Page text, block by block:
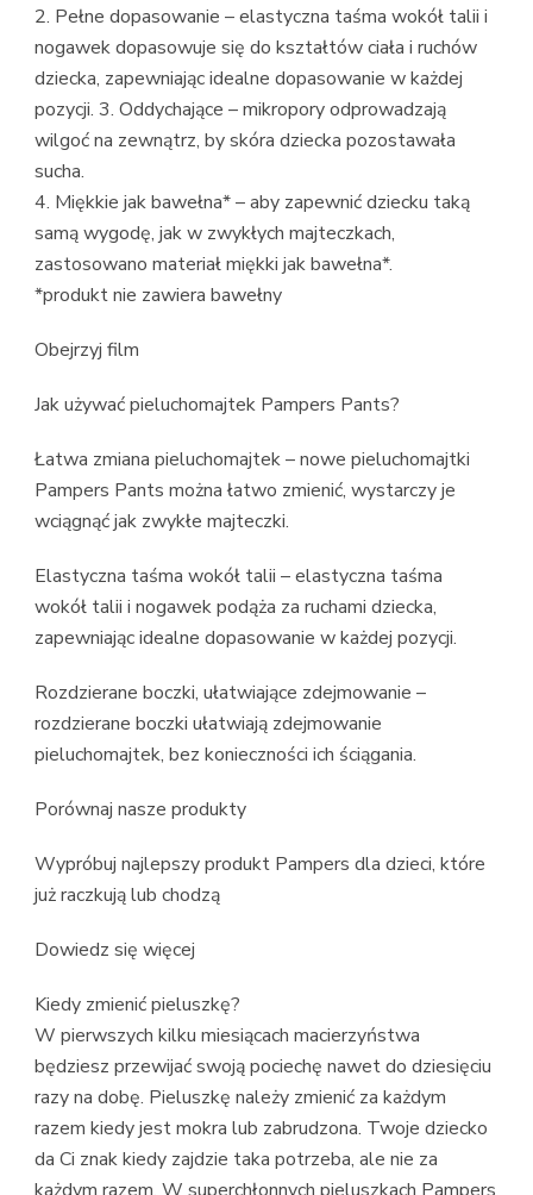
2. Pełne dopasowanie – elastyczna taśma wokół talii i
nogawek dopasowuje się do kształtów ciała i ruchów
dziecka, zapewniając idealne dopasowanie w każdej
pozycji. 3. Oddychające – mikropory odprowadzają
wilgoć na zewnątrz, by skóra dziecka pozostawała
sucha.
4. Miękkie jak bawełna* – aby zapewnić dziecku taką
samą wygodę, jak w zwykłych majteczkach,
zastosowano materiał miękki jak bawełna*.
*produkt nie zawiera bawełny
Obejrzyj film
Jak używać pieluchomajtek Pampers Pants?
Łatwa zmiana pieluchomajtek – nowe pieluchomajtki
Pampers Pants można łatwo zmienić, wystarczy je
wciągnąć jak zwykłe majteczki.
Elastyczna taśma wokół talii – elastyczna taśma
wokół talii i nogawek podąża za ruchami dziecka,
zapewniając idealne dopasowanie w każdej pozycji.
Rozdzierane boczki, ułatwiające zdejmowanie –
rozdzierane boczki ułatwiają zdejmowanie
pieluchomajtek, bez konieczności ich ściągania.
Porównaj nasze produkty
Wypróbuj najlepszy produkt Pampers dla dzieci, które
już raczkują lub chodzą
Dowiedz się więcej
Kiedy zmienić pieluszkę?
W pierwszych kilku miesiącach macierzyństwa
będziesz przewijać swoją pociechę nawet do dziesięciu
razy na dobę. Pieluszkę należy zmienić za każdym
razem kiedy jest mokra lub zabrudzona. Twoje dziecko
da Ci znak kiedy zajdzie taka potrzeba, ale nie za